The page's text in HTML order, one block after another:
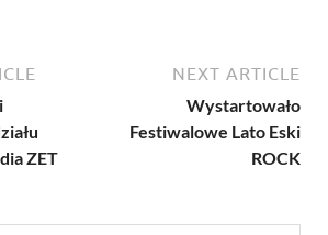
ZET
NEXT ARTICLE
Wystartowało
Festiwalowe Lato Eski
ROCK